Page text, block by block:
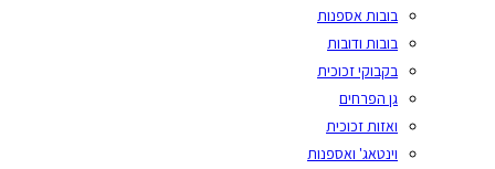
בובות אספנות
בובות ודובות
בקבוקי זכוכית
גן הפרחים
ואזות זכוכית
וינטאג' ואספנות